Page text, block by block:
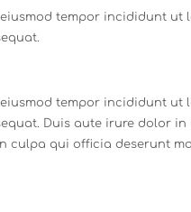
tempor incididunt
tempor incididunt
Duis aute irure dolor
culpa qui officia deserunt